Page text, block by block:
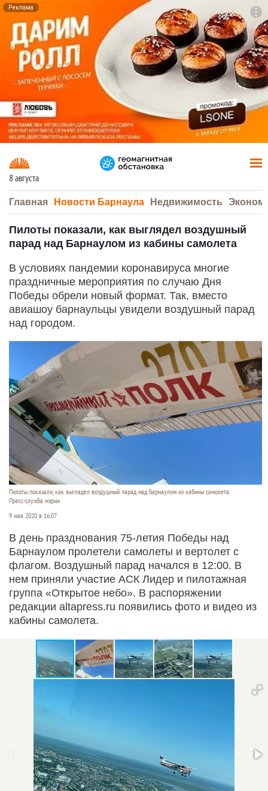
Реклама
8 августа
Главная Новости Барнаула Недвижимость
Пилоты показали, как выглядел воздушный
парад над Барнаулом из кабины самолета
В условиях пандемии коронавируса многие
праздничные мероприятия по случаю Дня
Победы обрели новый формат. Так, вместо
авиашоу барнаульцы увидели воздушный парад
над городом.
Пилоты показали, как выглядел воздушный парад над Барнаулом из кабины самолета.
Пресс-служба мэрии
9 мая 2020 в 16:07
В день празднования 75-летия Победы над
Барнаулом пролетели самолеты и вертолет с
флагом. Воздушный парад начался в 12:00. В
нем приняли участие АСК Лидер и пилотажная
группа «Открытое небо». В распоряжении
редакции altapress.ru появились фото и видео из
кабины самолета.